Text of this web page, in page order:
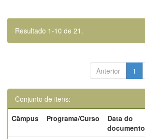
Resultado 1-10 de 21.
Anterior 1
Conjunto de itens:
Câmpus
Programa/Curso
Data do
documento